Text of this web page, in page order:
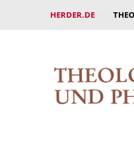
HERDER.DE